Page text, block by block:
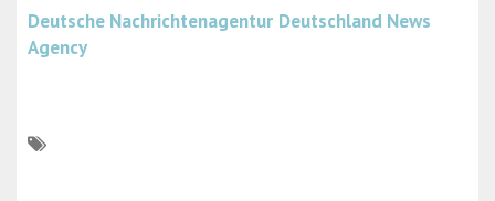
Deutsche Nachrichtenagentur Deutschland News
Agency